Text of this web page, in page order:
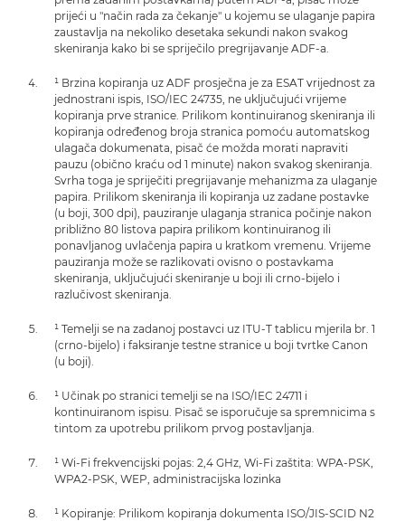
prijeći u "način rada za čekanje" u kojemu se ulaganje papira
zaustavlja na nekoliko desetaka sekundi nakon svakog
skeniranja kako bi se spriječilo pregrijavanje ADF-a.
¹ Brzina kopiranja uz ADF prosječna je za ESAT vrijednost za
jednostrani ispis, ISO/IEC 24735, ne uključujući vrijeme
kopiranja prve stranice. Prilikom kontinuiranog skeniranja ili
kopiranja određenog broja stranica pomoću automatskog
ulagača dokumenata, pisač će možda morati napraviti
pauzu (obično kraću od 1 minute) nakon svakog skeniranja.
Svrha toga je spriječiti pregrijavanje mehanizma za ulaganje
papira. Prilikom skeniranja ili kopiranja uz zadane postavke
(u boji, 300 dpi), pauziranje ulaganja stranica počinje nakon
približno 80 listova papira prilikom kontinuiranog ili
ponavljanog uvlačenja papira u kratkom vremenu. Vrijeme
pauziranja može se razlikovati ovisno o postavkama
skeniranja, uključujući skeniranje u boji ili crno-bijelo i
razlučivost skeniranja.
¹ Temelji se na zadanoj postavci uz ITU-T tablicu mjerila br. 1
(crno-bijelo) i faksiranje testne stranice u boji tvrtke Canon
(u boji).
¹ Učinak po stranici temelji se na ISO/IEC 24711 i
kontinuiranom ispisu. Pisač se isporučuje sa spremnicima s
tintom za upotrebu prilikom prvog postavljanja.
¹ Wi-Fi frekvencijski pojas: 2,4 GHz, Wi-Fi zaštita: WPA-PSK,
WPA2-PSK, WEP, administracijska lozinka
¹ Kopiranje: Prilikom kopiranja dokumenta ISO/JIS-SCID N2